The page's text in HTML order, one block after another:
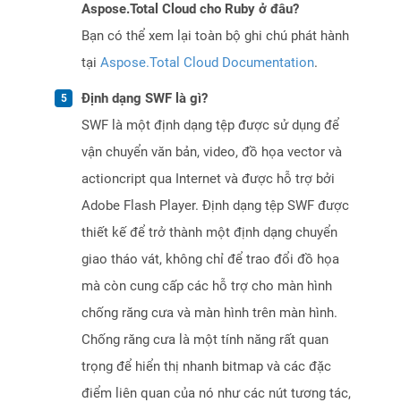
Aspose.Total Cloud cho Ruby ở đâu?
Bạn có thể xem lại toàn bộ ghi chú phát hành
tại Aspose.Total Cloud Documentation.
Định dạng SWF là gì?
SWF là một định dạng tệp được sử dụng để
vận chuyển văn bản, video, đồ họa vector và
actioncript qua Internet và được hỗ trợ bởi
Adobe Flash Player. Định dạng tệp SWF được
thiết kế để trở thành một định dạng chuyển
giao tháo vát, không chỉ để trao đổi đồ họa
mà còn cung cấp các hỗ trợ cho màn hình
chống răng cưa và màn hình trên màn hình.
Chống răng cưa là một tính năng rất quan
trọng để hiển thị nhanh bitmap và các đặc
điểm liên quan của nó như các nút tương tác,